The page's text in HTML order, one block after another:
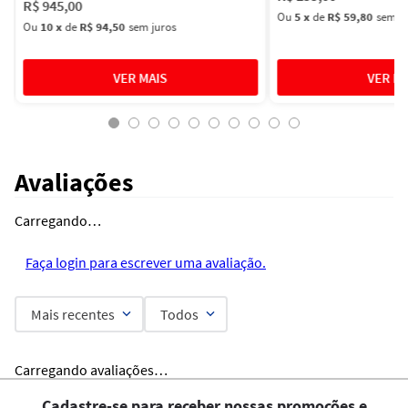
R$945,00
Ou 10xdeR$ 94,50 sem juros
Ou5xdeR$ 59,80 sem
Avaliações
Carregando…
Faça login para escrever uma avaliação.
Mais recentes Todos
Carregando avaliações…